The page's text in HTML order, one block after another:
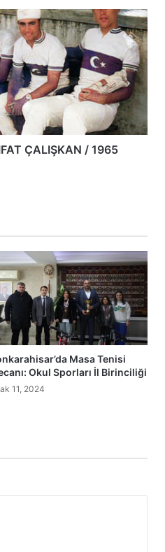
ÇALIŞKAN / 1965
Masa Tenisi
Okul Sporları İl Birinciliği
11, 2024